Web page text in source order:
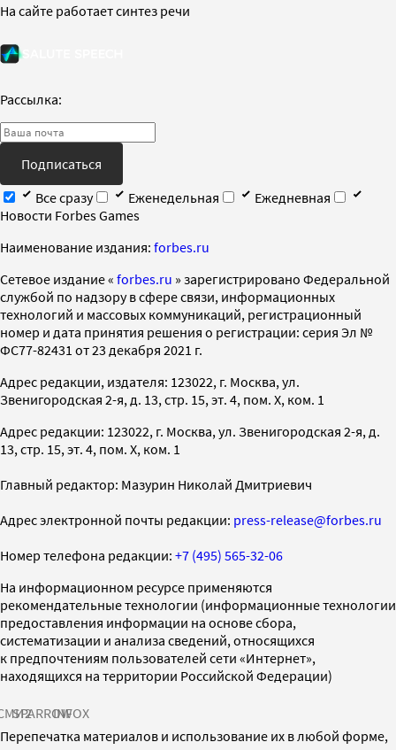
На сайте работает синтез речи
Рассылка:
Подписаться
Все сразу
Еженедельная
Ежедневная
Новости Forbes Games
Наименование издания: forbes.ru
Cетевое издание « forbes.ru » зарегистрировано Федеральной
службой по надзору в сфере связи, информационных
технологий и массовых коммуникаций, регистрационный
номер и дата принятия решения о регистрации: серия Эл №
ФС77-82431 от 23 декабря 2021 г.
Адрес редакции, издателя: 123022, г. Москва, ул.
Звенигородская 2-я, д. 13, стр. 15, эт. 4, пом. X, ком. 1
Адрес редакции: 123022, г. Москва, ул. Звенигородская 2-я, д.
13, стр. 15, эт. 4, пом. X, ком. 1
Главный редактор: Мазурин Николай Дмитриевич
Адрес электронной почты редакции: press-release@forbes.ru
Номер телефона редакции: +7 (495) 565-32-06
На информационном ресурсе применяются
рекомендательные технологии (информационные технологии
предоставления информации на основе сбора,
систематизации и анализа сведений, относящихся
к предпочтениям пользователей сети «Интернет»,
находящихся на территории Российской Федерации)
SPARROWINFOX
Перепечатка материалов и использование их в любой форме,